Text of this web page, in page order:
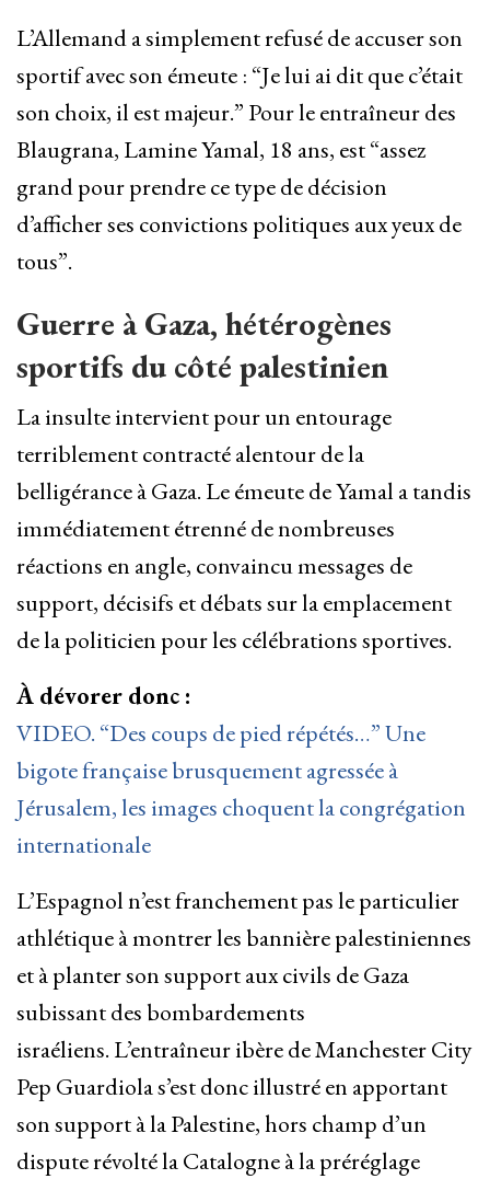
L’Allemand a simplement refusé de accuser son
sportif avec son émeute : “Je lui ai dit que c’était
son choix, il est majeur.” Pour le entraîneur des
Blaugrana, Lamine Yamal, 18 ans, est “assez
grand pour prendre ce type de décision
d’afficher ses convictions politiques aux yeux de
tous”.
Guerre à Gaza, hétérogènes
sportifs du côté palestinien
La insulte intervient pour un entourage
terriblement contracté alentour de la
belligérance à Gaza. Le émeute de Yamal a tandis
immédiatement étrenné de nombreuses
réactions en angle, convaincu messages de
support, décisifs et débats sur la emplacement
de la politicien pour les célébrations sportives.
À dévorer donc :
VIDEO. “Des coups de pied répétés…” Une
bigote française brusquement agressée à
Jérusalem, les images choquent la congrégation
internationale
L’Espagnol n’est franchement pas le particulier
athlétique à montrer les bannière palestiniennes
et à planter son support aux civils de Gaza
subissant des bombardements
israéliens. L’entraîneur ibère de Manchester City
Pep Guardiola s’est donc illustré en apportant
son support à la Palestine, hors champ d’un
dispute révolté la Catalogne à la préréglage